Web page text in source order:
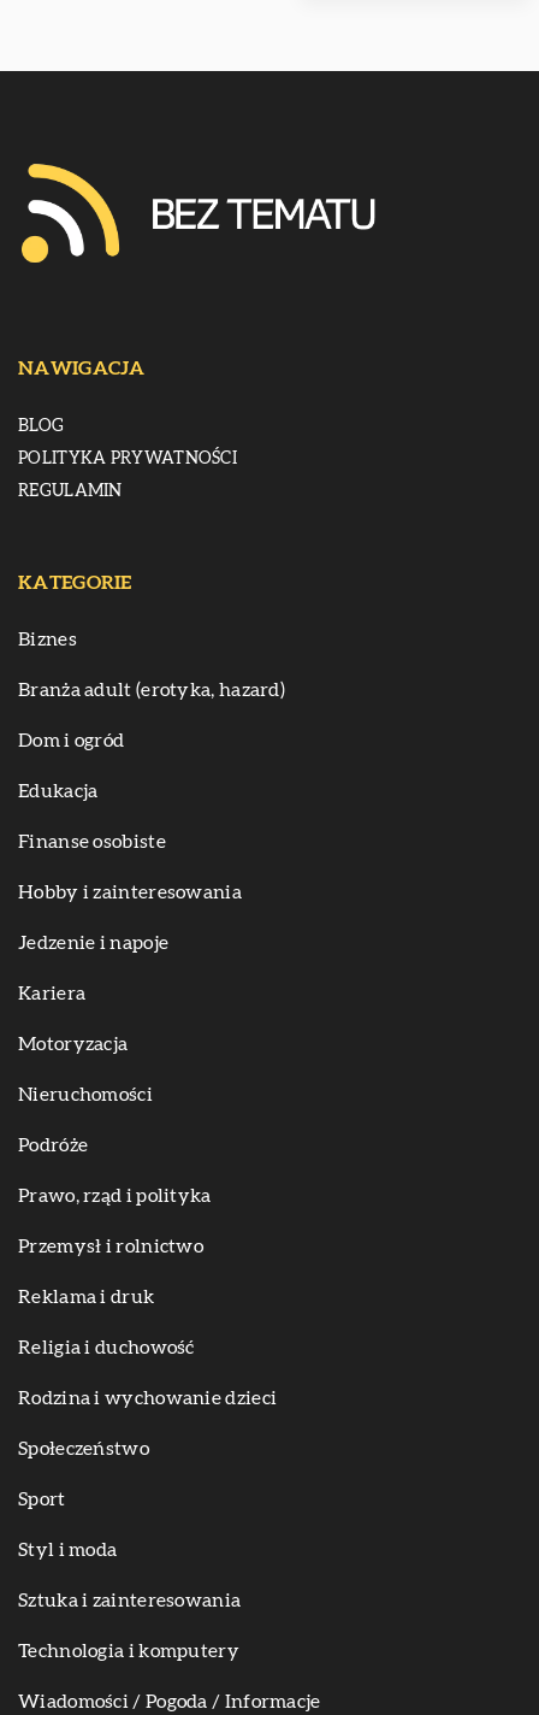
NAWIGACJA
BLOG
POLITYKA PRYWATNOŚCI
REGULAMIN
KATEGORIE
Biznes
Branża adult (erotyka, hazard)
Dom i ogród
Edukacja
Finanse osobiste
Hobby i zainteresowania
Jedzenie i napoje
Kariera
Motoryzacja
Nieruchomości
Podróże
Prawo, rząd i polityka
Przemysł i rolnictwo
Reklama i druk
Religia i duchowość
Rodzina i wychowanie dzieci
Społeczeństwo
Sport
Styl i moda
Sztuka i zainteresowania
Technologia i komputery
Wiadomości / Pogoda / Informacje